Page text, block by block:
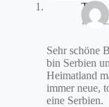
Tanja
19.
Sehr schöne
bin Serbien
Heimatland
immer neue,
eine Serbien.